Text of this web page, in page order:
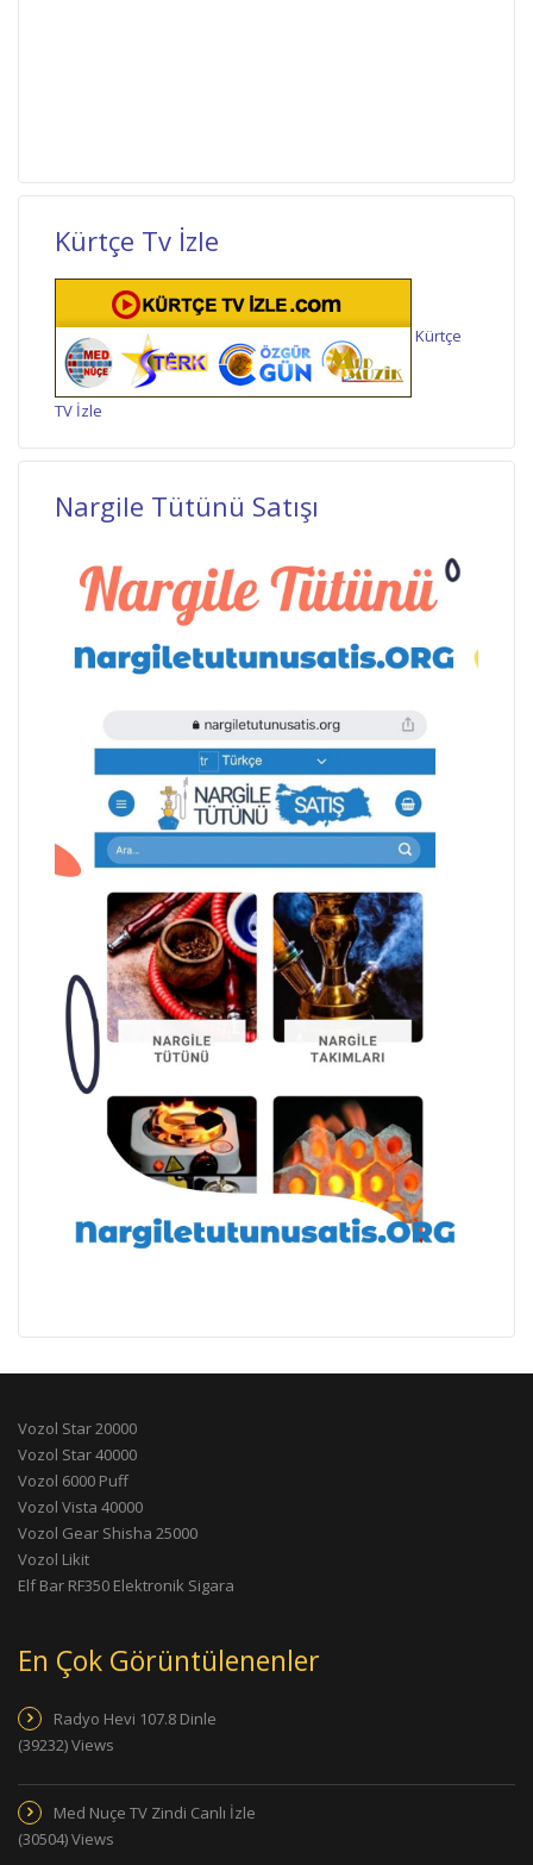
Kürtçe Tv İzle
Kürtçe
TV İzle
Nargile Tütünü Satışı
Vozol Star 20000
Vozol Star 40000
Vozol 6000 Puff
Vozol Vista 40000
Vozol Gear Shisha 25000
Vozol Likit
Elf Bar RF350 Elektronik Sigara
En Çok Görüntülenenler
Radyo Hevi 107.8 Dinle
(39232) Views
Med Nuçe TV Zindi Canlı İzle
(30504) Views